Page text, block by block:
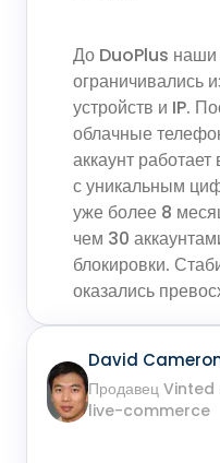
До DuoPlus наши
ограничивались
устройств и IP.
облачные
аккаунт
с уникальным
уже более 8
чем 30
блокировки.
оказались
David
Продавец Vinted
live-commerce